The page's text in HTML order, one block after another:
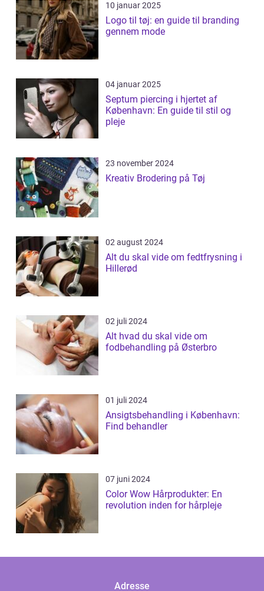
10 januar 2025
Logo til tøj: en guide til branding
gennem mode
04 januar 2025
Septum piercing i hjertet af
København: En guide til stil og
pleje
23 november 2024
Kreativ Brodering på Tøj
02 august 2024
Alt du skal vide om fedtfrysning i
Hillerød
02 juli 2024
Alt hvad du skal vide om
fodbehandling på Østerbro
01 juli 2024
Ansigtsbehandling i København:
Find behandler
07 juni 2024
Color Wow Hårprodukter: En
revolution inden for hårpleje
Adresse